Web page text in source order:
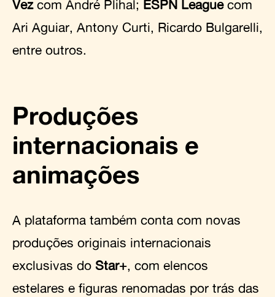
Vezcom André Plihal; ESPN Leaguecom
Ari Aguiar, Antony Curti, Ricardo Bulgarelli,
entre outros.
Produções
internacionais e
animações
A plataforma também conta com novas
produções originais internacionais
exclusivas do Star+, com elencos
estelares e figuras renomadas por trás das